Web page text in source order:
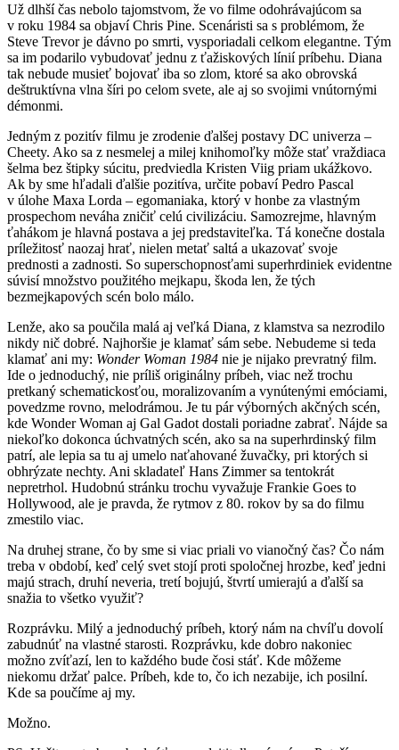
Už dlhší čas nebolo tajomstvom, že vo filme odohrávajúcom sa
v roku 1984 sa objaví Chris Pine. Scenáristi sa s problémom, že
Steve Trevor je dávno po smrti, vysporiadali celkom elegantne. Tým
sa im podarilo vybudovať jednu z ťažiskových línií príbehu. Diana
tak nebude musieť bojovať iba so zlom, ktoré sa ako obrovská
deštruktívna vlna šíri po celom svete, ale aj so svojimi vnútornými
démonmi.
Jedným z pozitív filmu je zrodenie ďalšej postavy DC univerza –
Cheety. Ako sa z nesmelej a milej knihomoľky môže stať vraždiaca
šelma bez štipky súcitu, predviedla Kristen Viig priam ukážkovo.
Ak by sme hľadali ďalšie pozitíva, určite pobaví Pedro Pascal
v úlohe Maxa Lorda – egomaniaka, ktorý v honbe za vlastným
prospechom neváha zničiť celú civilizáciu. Samozrejme, hlavným
ťahákom je hlavná postava a jej predstaviteľka. Tá konečne dostala
príležitosť naozaj hrať, nielen metať saltá a ukazovať svoje
prednosti a zadnosti. So superschopnosťami superhrdiniek evidentne
súvisí množstvo použitého mejkapu, škoda len, že tých
bezmejkapových scén bolo málo.
Lenže, ako sa poučila malá aj veľká Diana, z klamstva sa nezrodilo
nikdy nič dobré. Najhoršie je klamať sám sebe. Nebudeme si teda
klamať ani my: Wonder Woman 1984 nie je nijako prevratný film.
Ide o jednoduchý, nie príliš originálny príbeh, viac než trochu
pretkaný schematickosťou, moralizovaním a vynútenými emóciami,
povedzme rovno, melodrámou. Je tu pár výborných akčných scén,
kde Wonder Woman aj Gal Gadot dostali poriadne zabrať. Nájde sa
niekoľko dokonca úchvatných scén, ako sa na superhrdinský film
patrí, ale lepia sa tu aj umelo naťahované žuvačky, pri ktorých si
obhrýzate nechty. Ani skladateľ Hans Zimmer sa tentokrát
nepretrhol. Hudobnú stránku trochu vyvažuje Frankie Goes to
Hollywood, ale je pravda, že rytmov z 80. rokov by sa do filmu
zmestilo viac.
Na druhej strane, čo by sme si viac priali vo vianočný čas? Čo nám
treba v období, keď celý svet stojí proti spoločnej hrozbe, keď jedni
majú strach, druhí neveria, tretí bojujú, štvrtí umierajú a ďalší sa
snažia to všetko využiť?
Rozprávku. Milý a jednoduchý príbeh, ktorý nám na chvíľu dovolí
zabudnúť na vlastné starosti. Rozprávku, kde dobro nakoniec
možno zvíťazí, len to každého bude čosi stáť. Kde môžeme
niekomu držať palce. Príbeh, kde to, čo ich nezabije, ich posilní.
Kde sa poučíme aj my.
Možno.